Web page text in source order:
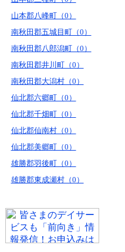
山本郡八峰町（0）
南秋田郡五城目町（0）
南秋田郡八郎潟町（0）
南秋田郡井川町（0）
南秋田郡大潟村（0）
仙北郡六郷町（0）
仙北郡千畑町（0）
仙北郡仙南村（0）
仙北郡美郷町（0）
雄勝郡羽後町（0）
雄勝郡東成瀬村（0）